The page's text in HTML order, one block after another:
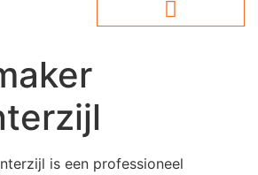
is een professioneel